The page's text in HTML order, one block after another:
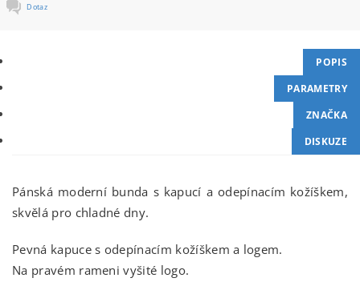
Dotaz
POPIS
PARAMETRY
ZNAČKA
DISKUZE
Pánská moderní bunda s kapucí a odepínacím kožíškem,
skvělá pro chladné dny.
Pevná kapuce s odepínacím kožíškem a logem.
Na pravém rameni vyšité logo.